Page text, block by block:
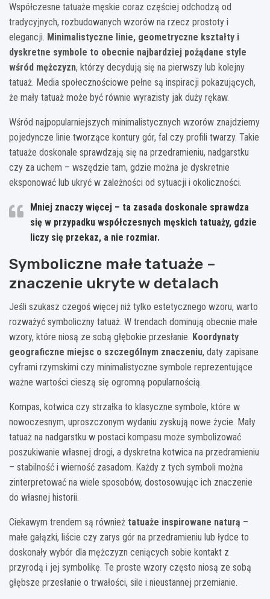
Współczesne tatuaże męskie coraz częściej odchodzą od
tradycyjnych, rozbudowanych wzorów na rzecz prostoty i
elegancji. Minimalistyczne linie, geometryczne kształty i
dyskretne symbole to obecnie najbardziej pożądane style
wśród mężczyzn, którzy decydują się na pierwszy lub kolejny
tatuaż. Media społecznościowe pełne są inspiracji pokazujących,
że mały tatuaż może być równie wyrazisty jak duży rękaw.
Wśród najpopularniejszych minimalistycznych wzorów znajdziemy
pojedyncze linie tworzące kontury gór, fal czy profili twarzy. Takie
tatuaże doskonale sprawdzają się na przedramieniu, nadgarstku
czy za uchem – wszędzie tam, gdzie można je dyskretnie
eksponować lub ukryć w zależności od sytuacji i okoliczności.
Mniej znaczy więcej – ta zasada doskonale sprawdza
się w przypadku współczesnych męskich tatuaży, gdzie
liczy się przekaz, a nie rozmiar.
Symboliczne małe tatuaże –
znaczenie ukryte w detalach
Jeśli szukasz czegoś więcej niż tylko estetycznego wzoru, warto
rozważyć symboliczny tatuaż. W trendach dominują obecnie małe
wzory, które niosą ze sobą głębokie przesłanie. Koordynaty
geograficzne miejsc o szczególnym znaczeniu, daty zapisane
cyframi rzymskimi czy minimalistyczne symbole reprezentujące
ważne wartości cieszą się ogromną popularnością.
Kompas, kotwica czy strzałka to klasyczne symbole, które w
nowoczesnym, uproszczonym wydaniu zyskują nowe życie. Mały
tatuaż na nadgarstku w postaci kompasu może symbolizować
poszukiwanie własnej drogi, a dyskretna kotwica na przedramieniu
– stabilność i wierność zasadom. Każdy z tych symboli można
zinterpretować na wiele sposobów, dostosowując ich znaczenie
do własnej historii.
Ciekawym trendem są również tatuaże inspirowane naturą –
małe gałązki, liście czy zarys gór na przedramieniu lub łydce to
doskonały wybór dla mężczyzn ceniących sobie kontakt z
przyrodą i jej symbolikę. Te proste wzory często niosą ze sobą
głębsze przesłanie o trwałości, sile i nieustannej przemianie.